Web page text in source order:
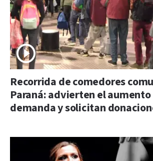
Recorrida de comedores
Paraná: advierten el aumento
demanda y solicitan